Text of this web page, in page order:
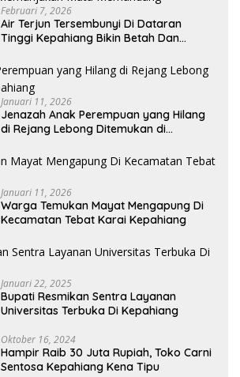
Februari 7, 2026
Air Terjun Tersembunyi Di Dataran
Tinggi Kepahiang Bikin Betah Dan
Januari 11, 2026
Jenazah Anak Perempuan yang Hilang
di Rejang Lebong Ditemukan di
Januari 11, 2026
Warga Temukan Mayat Mengapung Di
Kecamatan Tebat Karai Kepahiang
Januari 22, 2025
Bupati Resmikan Sentra Layanan
Universitas Terbuka Di Kepahiang
Oktober 16, 2024
Hampir Raib 30 Juta Rupiah, Toko Carni
Sentosa Kepahiang Kena Tipu